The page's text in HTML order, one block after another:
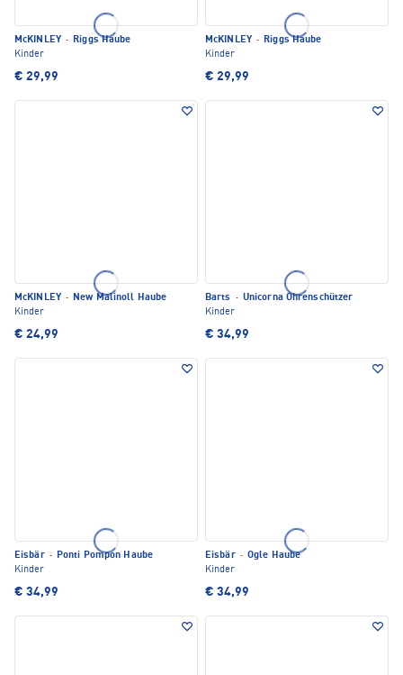
McKINLEY · Riggs Haube
Kinder
€ 29,99
McKINLEY · Riggs Haube
Kinder
€ 29,99
McKINLEY · New Malinoll Haube
Kinder
€ 24,99
Barts · Unicorna Ohrenschützer
Kinder
€ 34,99
Eisbär · Ponti Pompon Haube
Kinder
€ 34,99
Eisbär · Ogle Haube
Kinder
€ 34,99